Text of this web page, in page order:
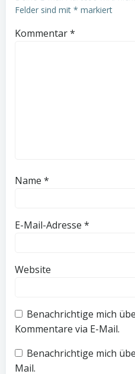
Felder sind mit * markiert
Kommentar*
Name *
E-Mail-Adresse *
Website
Benachrichtige mich
Kommentare via E-Mail.
Benachrichtige mich
Mail.